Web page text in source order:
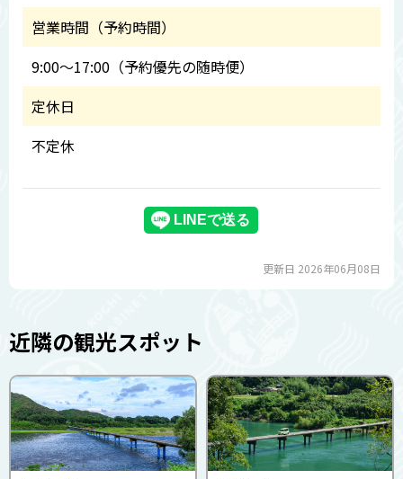
営業時間（予約時間）
9:00～17:00（予約優先の随時便）
定休日
不定休
更新日 2026年06月08日
近隣の観光スポット